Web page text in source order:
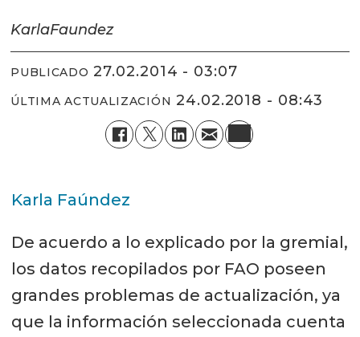
KarlaFaundez
PUBLICADO 27.02.2014 - 03:07
ÚLTIMA ACTUALIZACIÓN 24.02.2018 - 08:43
Karla Faúndez
De acuerdo a lo explicado por la gremial,
los datos recopilados por FAO poseen
grandes problemas de actualización, ya
que la información seleccionada cuenta